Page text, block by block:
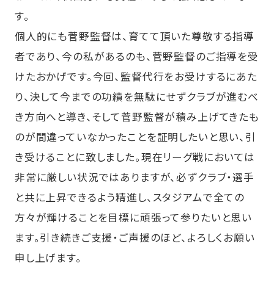
す。
個人的にも菅野監督は、育てて頂いた尊敬する指導
者であり、今の私があるのも、菅野監督のご指導を受
けたおかげです。今回、監督代行をお受けするにあた
り、決して今までの功績を無駄にせずクラブが進むべ
き方向へと導き、そして菅野監督が積み上げてきたも
のが間違っていなかったことを証明したいと思い、引
き受けることに致しました。現在リーグ戦においては
非常に厳しい状況ではありますが、必ずクラブ・選手
と共に上昇できるよう精進し、スタジアムで全ての
方々が輝けることを目標に頑張って参りたいと思い
ます。引き続きご支援・ご声援のほど、よろしくお願い
申し上げます。